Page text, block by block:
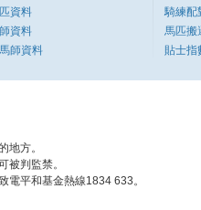
資料
資料
師資料
騎練配
馬匹搬
貼士指
地方。
被判監禁。
電平和基金熱線1834 633。